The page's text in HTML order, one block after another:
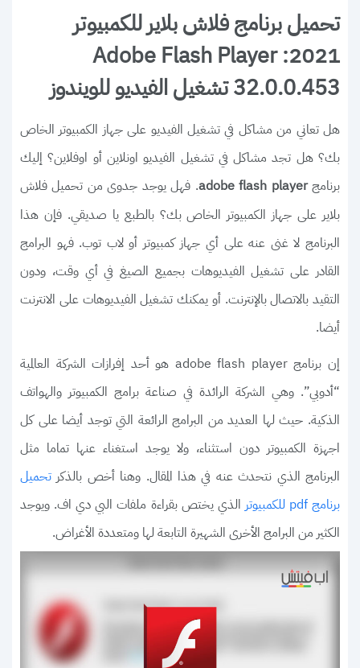
تحميل برنامج فلاش بلاير للكمبيوتر
2021: Adobe Flash Player
32.0.0.453 تشغيل الفيديو للويندوز
هل تعاني من مشاكل في تشغيل الفيديو على جهاز الكمبيوتر الخاص
بك؟ هل تجد مشاكل في تشغيل الفيديو اونلاين أو اوفلاين؟ إليك
برنامجadobe flash player. فهل يوجد جدوى من تحميل فلاش
بلاير على جهاز الكمبيوتر الخاص بك؟ بالطبع يا صديقي. فإن هذا
البرنامج لا غنى عنه على أي جهاز كمبيوتر أو لاب توب. فهو البرامج
القادر على تشغيل الفيديوهات بجميع الصيغ في أي وقت، ودون
التقيد بالاتصال بالإنترنت. أو يمكنك تشغيل الفيديوهات على الانترنت
أيضا.
إن برنامج adobe flash player هو أحد إفرازات الشركة العالمية
“أدوبي”. وهي الشركة الرائدة في صناعة برامج الكمبيوتر والهواتف
الذكية. حيث لها العديد من البرامج الرائعة التي توجد أيضا على كل
اجهزة الكمبيوتر دون استثناء، ولا يوجد استغناء عنها تماما مثل
البرنامج الذي نتحدث عنه في هذا المقال. وهنا أخص بالذكر تحميل
برنامج pdf للكمبيوتر
الذي يختص بقراءة ملفات البي دي اف. ويوجد
الكثير من البرامج الأخرى الشهيرة التابعة لها ومتعددة الأغراض.